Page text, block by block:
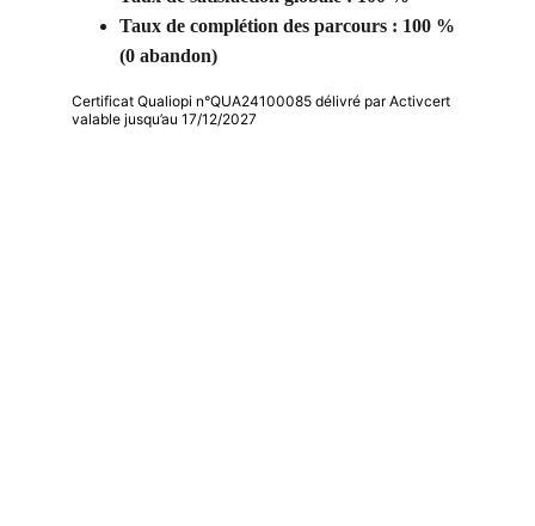
Taux de complétion des parcours : 100 %
(0 abandon)
Certificat Qualiopi n°QUA24100085 délivré par Activcert
valable jusqu’au 17/12/2027